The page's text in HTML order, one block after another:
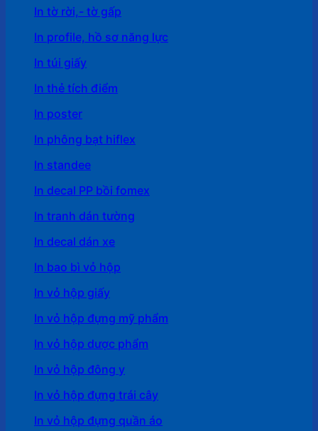
In tờ rời,- tờ gấp
In profile, hồ sơ năng lực
In túi giấy
In thẻ tích điểm
In poster
In phông bạt hiflex
In standee
In decal PP bồi fomex
In tranh dán tường
In decal dán xe
In bao bì vỏ hộp
In vỏ hộp giấy
In vỏ hộp đựng mỹ phẩm
In vỏ hộp dược phẩm
In vỏ hộp đông y
In vỏ hộp đựng trái cây
In vỏ hộp đựng quần áo